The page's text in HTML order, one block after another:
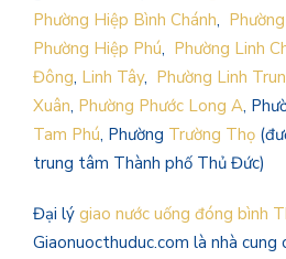
Phường Hiệp Bình Chánh,
Phường Hiệp Phú, Phường Linh
Đông, Linh Tây, Phường Linh
Xuân, Phường Phước Long A,
Tam Phú, Phường Trường Thọ
trung tâm Thành phố Thủ Đức)
Đại lý giao nước uống đóng bình
Giaonuocthuduc.com là nhà cung